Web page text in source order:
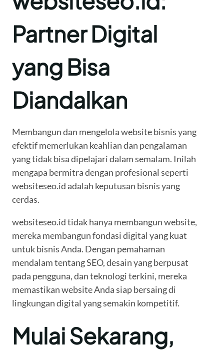
Partner Digital
yang Bisa
Diandalkan
Membangun dan mengelola website bisnis yang
efektif memerlukan keahlian dan pengalaman
yang tidak bisa dipelajari dalam semalam. Inilah
mengapa bermitra dengan profesional seperti
websiteseo.id adalah keputusan bisnis yang
cerdas.
websiteseo.id tidak hanya membangun website,
mereka membangun fondasi digital yang kuat
untuk bisnis Anda. Dengan pemahaman
mendalam tentang SEO, desain yang berpusat
pada pengguna, dan teknologi terkini, mereka
memastikan website Anda siap bersaing di
lingkungan digital yang semakin kompetitif.
Mulai Sekarang,